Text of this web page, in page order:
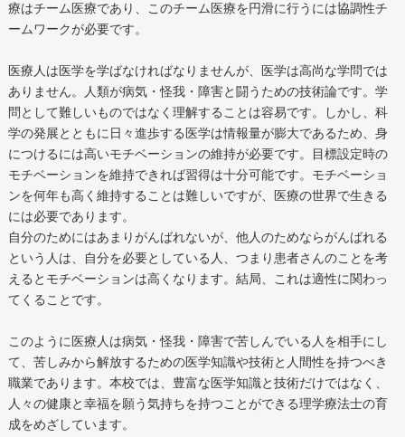
療はチーム医療であり、このチーム医療を円滑に行うには協調性チ
ームワークが必要です。
医療人は医学を学ばなければなりませんが、医学は高尚な学問では
ありません。人類が病気・怪我・障害と闘うための技術論です。学
問として難しいものではなく理解することは容易です。しかし、科
学の発展とともに日々進歩する医学は情報量が膨大であるため、身
につけるには高いモチベーションの維持が必要です。目標設定時の
モチベーションを維持できれば習得は十分可能です。モチベーショ
ンを何年も高く維持することは難しいですが、医療の世界で生きる
には必要であります。
自分のためにはあまりがんばれないが、他人のためならがんばれる
という人は、自分を必要としている人、つまり患者さんのことを考
えるとモチベーションは高くなります。結局、これは適性に関わっ
てくることです。
このように医療人は病気・怪我・障害で苦しんでいる人を相手にし
て、苦しみから解放するための医学知識や技術と人間性を持つべき
職業であります。本校では、豊富な医学知識と技術だけではなく、
人々の健康と幸福を願う気持ちを持つことができる理学療法士の育
成をめざしています。